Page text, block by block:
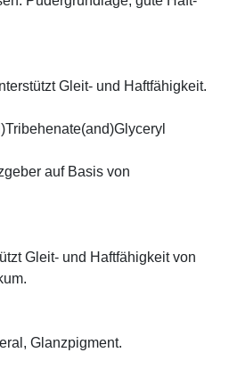
Gleit- und Haftfähigkeit.
auf Basis von
Gleit- und Haftfähigkeit von
Glanzpigment.